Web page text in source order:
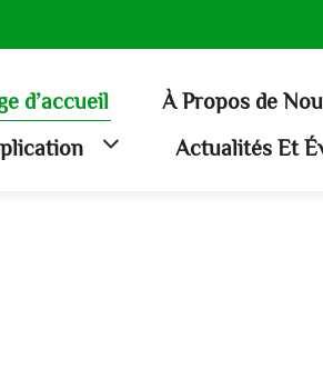
d’accueil À Propos de
Actualités Et